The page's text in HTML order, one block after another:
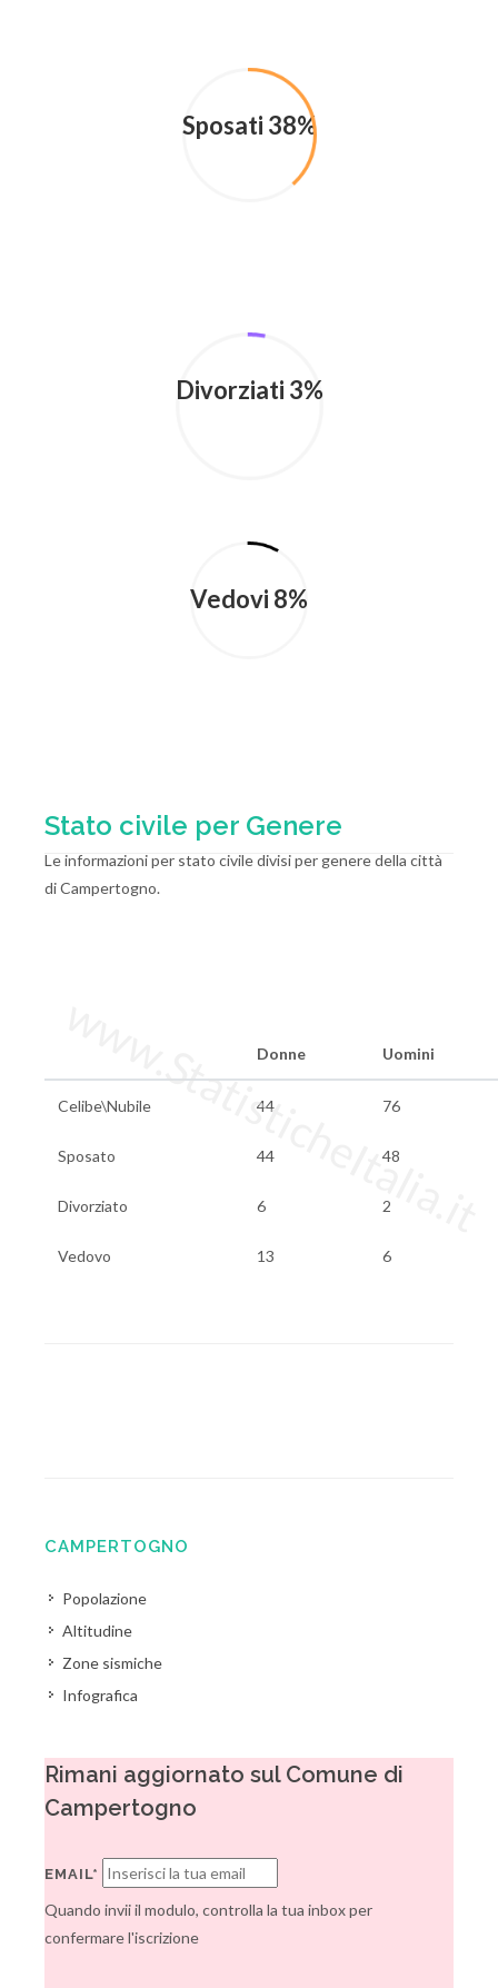
Sposati 38%
Divorziati 3%
Vedovi 8%
Stato civile per Genere
Le informazioni per stato civile divisi per genere della città
di Campertogno.
Donne Uomini
Celibe\Nubile 44 76
Sposato 44 48
Divorziato 6 2
Vedovo 13 6
www.StatisticheItalia.it
CAMPERTOGNO
Popolazione
Altitudine
Zone sismiche
Infografica
Rimani aggiornato sul Comune di
Campertogno
EMAIL*
Quando invii il modulo, controlla la tua inbox per
confermare l'iscrizione